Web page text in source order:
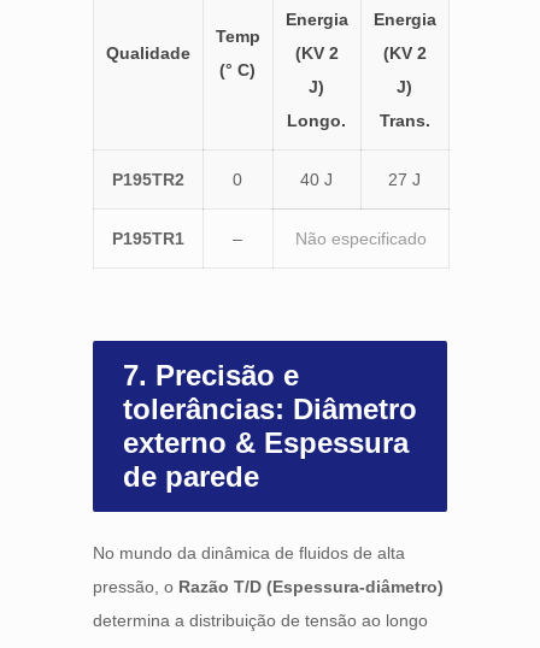
Qualidade
Temp
(° C)
Energia
(KV 2
J)
Longo.
Energia
(KV 2
J)
Trans.
P195TR2 0 40 J 27 J
P195TR1 – Não especificado
7. Precisão e
tolerâncias: Diâmetro
externo & Espessura
de parede
No mundo da dinâmica de fluidos de alta
pressão, o Razão T/D (Espessura-diâmetro)
determina a distribuição de tensão ao longo